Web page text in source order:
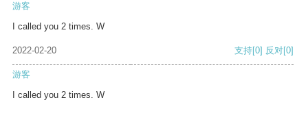
游客
I called you 2 times. W
2022-02-20 支持[0] 反对[0]
游客
I called you 2 times. W